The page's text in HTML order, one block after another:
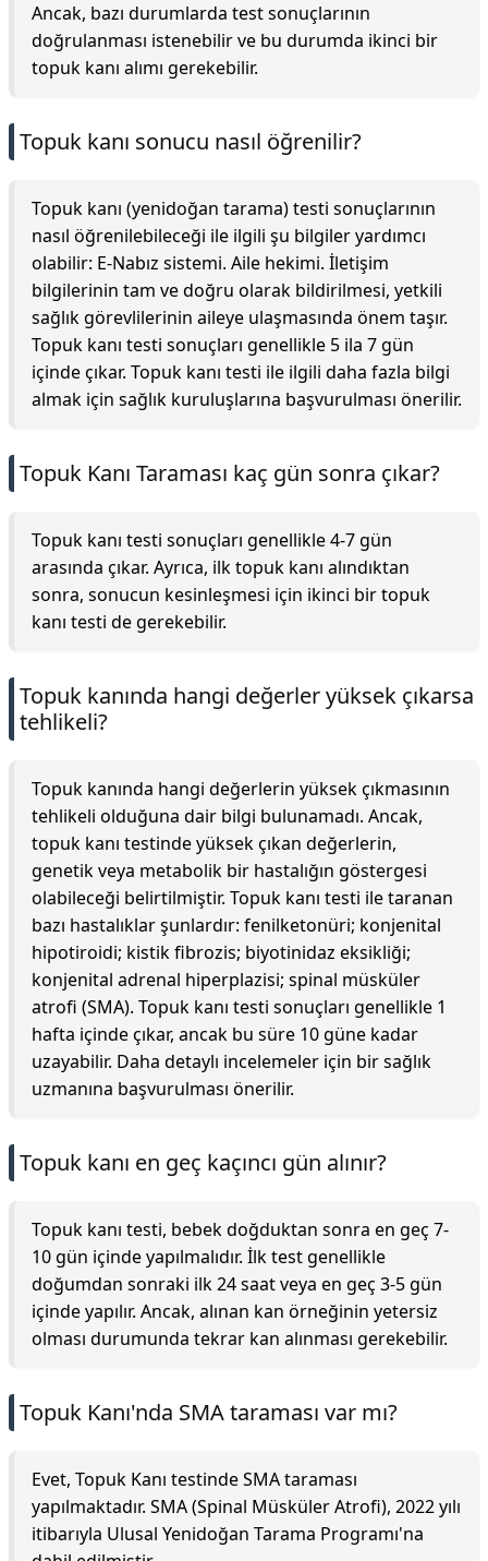
Ancak, bazı durumlarda test sonuçlarının
doğrulanması istenebilir ve bu durumda ikinci bir
topuk kanı alımı gerekebilir.
Topuk kanı sonucu nasıl öğrenilir?
Topuk kanı (yenidoğan tarama) testi sonuçlarının
nasıl öğrenilebileceği ile ilgili şu bilgiler yardımcı
olabilir: E-Nabız sistemi. Aile hekimi. İletişim
bilgilerinin tam ve doğru olarak bildirilmesi, yetkili
sağlık görevlilerinin aileye ulaşmasında önem taşır.
Topuk kanı testi sonuçları genellikle 5 ila 7 gün
içinde çıkar. Topuk kanı testi ile ilgili daha fazla bilgi
almak için sağlık kuruluşlarına başvurulması önerilir.
Topuk Kanı Taraması kaç gün sonra çıkar?
Topuk kanı testi sonuçları genellikle 4-7 gün
arasında çıkar. Ayrıca, ilk topuk kanı alındıktan
sonra, sonucun kesinleşmesi için ikinci bir topuk
kanı testi de gerekebilir.
Topuk kanında hangi değerler yüksek çıkarsa
tehlikeli?
Topuk kanında hangi değerlerin yüksek çıkmasının
tehlikeli olduğuna dair bilgi bulunamadı. Ancak,
topuk kanı testinde yüksek çıkan değerlerin,
genetik veya metabolik bir hastalığın göstergesi
olabileceği belirtilmiştir. Topuk kanı testi ile taranan
bazı hastalıklar şunlardır: fenilketonüri; konjenital
hipotiroidi; kistik fibrozis; biyotinidaz eksikliği;
konjenital adrenal hiperplazisi; spinal müsküler
atrofi (SMA). Topuk kanı testi sonuçları genellikle 1
hafta içinde çıkar, ancak bu süre 10 güne kadar
uzayabilir. Daha detaylı incelemeler için bir sağlık
uzmanına başvurulması önerilir.
Topuk kanı en geç kaçıncı gün alınır?
Topuk kanı testi, bebek doğduktan sonra en geç 7-
10 gün içinde yapılmalıdır. İlk test genellikle
doğumdan sonraki ilk 24 saat veya en geç 3-5 gün
içinde yapılır. Ancak, alınan kan örneğinin yetersiz
olması durumunda tekrar kan alınması gerekebilir.
Topuk Kanı'nda SMA taraması var mı?
Evet, Topuk Kanı testinde SMA taraması
yapılmaktadır. SMA (Spinal Müsküler Atrofi), 2022 yılı
itibarıyla Ulusal Yenidoğan Tarama Programı'na